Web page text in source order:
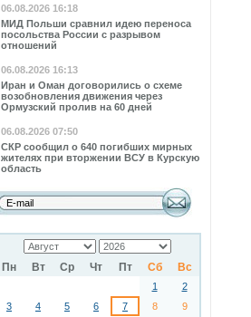
06.08.2026 16:18
МИД Польши сравнил идею переноса
посольства России с разрывом
отношений
06.08.2026 16:13
Иран и Оман договорились о схеме
возобновления движения через
Ормузский пролив на 60 дней
06.08.2026 07:50
СКР сообщил о 640 погибших мирных
жителях при вторжении ВСУ в Курскую
область
Пн Вт Ср Чт Пт Сб Вс
1
2
3
4 5 6 7 8
9